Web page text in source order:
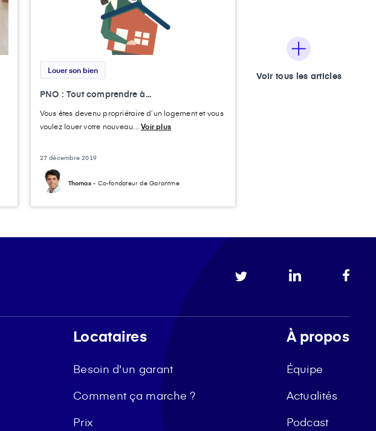
Louer son bien
PNO : Tout comprendre à...
Vous êtes devenu propriétaire d’un logement et vous
voulez louer votre nouveau...Voir plus
27 décembre 2019
Thomas- Co-fondateur de Garantme
Voir tous les articles
Locataires
Besoin d'un garant
Comment ça marche ?
Prix
À propos
Équipe
Actualités
Podcast